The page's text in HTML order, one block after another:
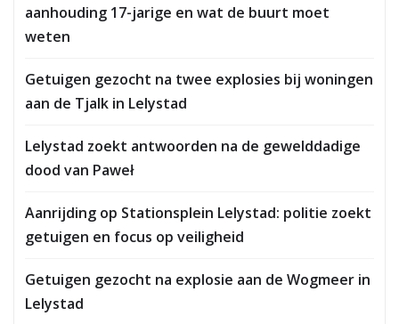
aanhouding 17-jarige en wat de buurt moet
weten
Getuigen gezocht na twee explosies bij woningen
aan de Tjalk in Lelystad
Lelystad zoekt antwoorden na de gewelddadige
dood van Paweł
Aanrijding op Stationsplein Lelystad: politie zoekt
getuigen en focus op veiligheid
Getuigen gezocht na explosie aan de Wogmeer in
Lelystad